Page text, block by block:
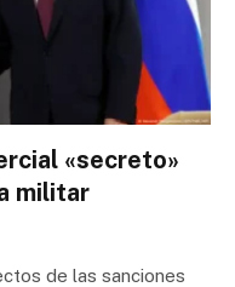
«secreto»
militar
de las sanciones